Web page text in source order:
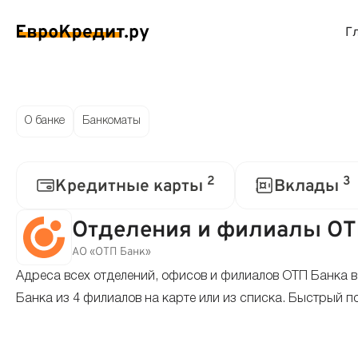
на карту
с плохой КИ
займы
Лучшие займы
Долгосрочные займы
Беспроцентные
О банке Банкоматы
Кредитные карты 2 Вклады 3
Отделения и филиалы
АО «ОТП Банк»
Адреса всех отделений, офисов и филиалов ОТП
Банка из 4 филиалов на карте или из списка. Быстрый